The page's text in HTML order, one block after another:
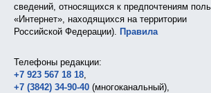
сведений, относящихся к предпочтениям
«Интернет», находящихся на территории
Российской Федерации). Правила
Телефоны редакции:
+7 923 567 18 18,
+7 (3842) 34-90-40 (многоканальный),